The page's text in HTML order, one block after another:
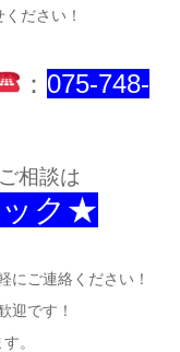
ださい！
： 075-748-
相談は
ク★
にご連絡ください！
迎です！
。